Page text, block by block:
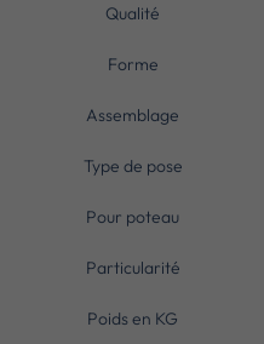
Qualité
Forme
Assemblage
Type de pose
Pour poteau
Particularité
Poids en KG